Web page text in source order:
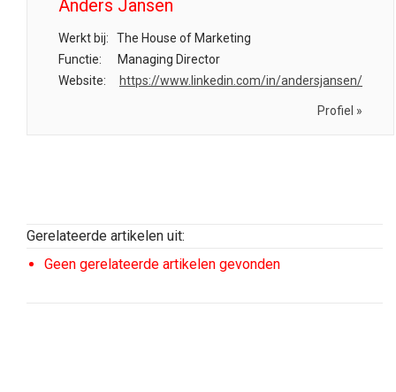
Anders Jansen
Werkt bij:
The House of Marketing
Functie:
Managing Director
Website:
https://www.linkedin.com/in/andersjansen/
Profiel »
Gerelateerde artikelen uit:
Geen gerelateerde artikelen gevonden